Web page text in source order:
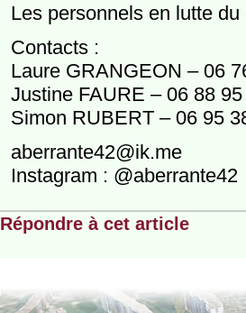
Les personnels en lutte
Contacts :
Laure GRANGEON – 06
Justine FAURE – 06 88
Simon RUBERT – 06 95
aberrante42@ik.me
Instagram : @aberrante42
Répondre à cet article